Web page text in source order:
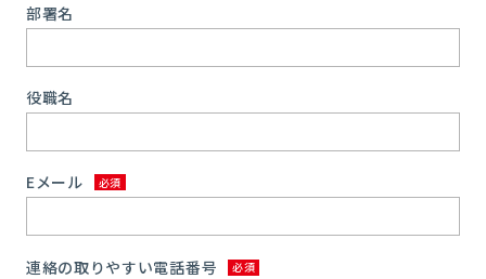
部署名
役職名
Eメール
連絡の取りやすい電話番号